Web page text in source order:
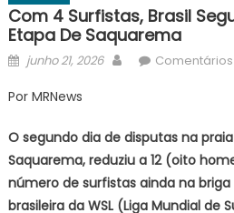
Com 4 Surfistas, Brasil
Etapa De Saquarema
Posted
junho 21, 2026 Author
Por MRNews
O segundo dia de disputas na
Saquarema, reduziu a 12 (oito
número de surfistas ainda na
brasileira da WSL (Liga Mundial de